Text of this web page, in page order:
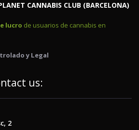
CANNABIS CLUB (BARCELONA)
lucro de usuarios de cannabis en
y Legal
us:
2